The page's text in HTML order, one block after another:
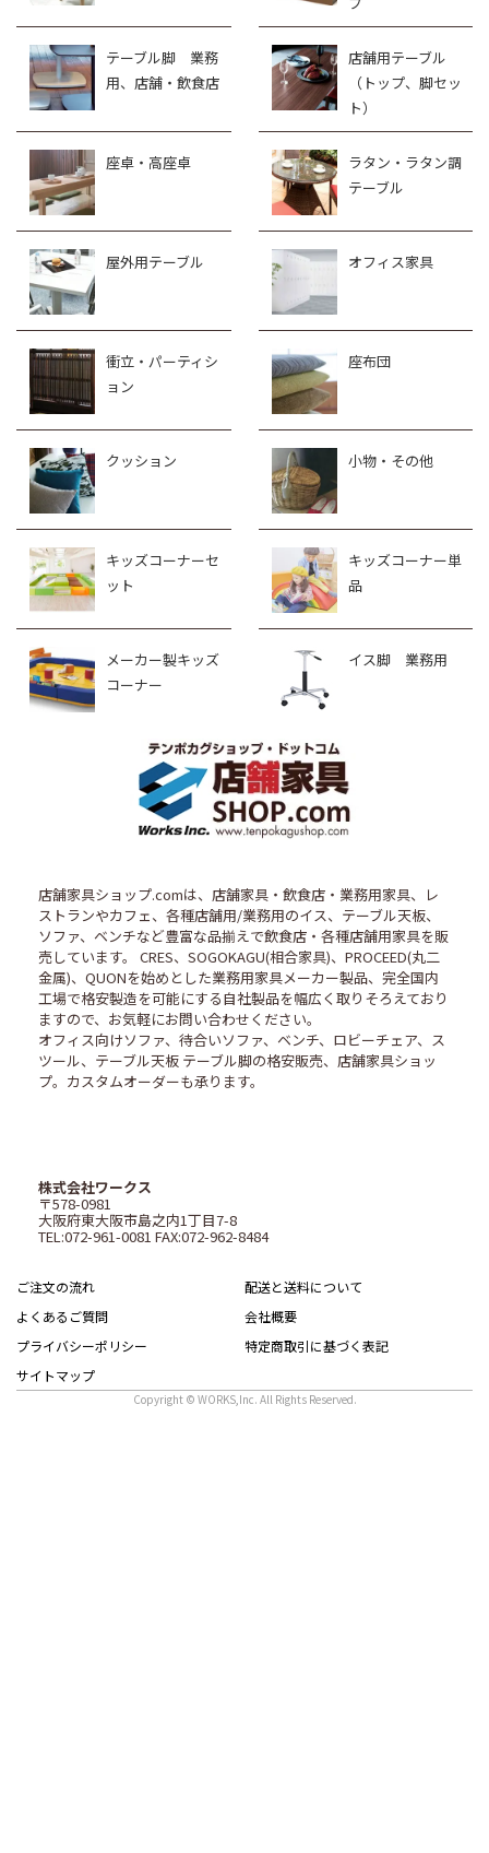
テーブル脚 業務
用、店舗・飲食店
店舗用テーブル
（トップ、脚セッ
ト）
座卓・高座卓
ラタン・ラタン調
テーブル
屋外用テーブル オフィス家具
衝立・パーティシ
ョン
座布団
クッション 小物・その他
キッズコーナーセ
ット
キッズコーナー単
品
メーカー製キッズ
コーナー
イス脚 業務用
店舗家具ショップ.comは、店舗家具・飲食店・業務用家具、レ
ストランやカフェ、各種店舗用/業務用のイス、テーブル天板、
ソファ、ベンチなど豊富な品揃えで飲食店・各種店舗用家具を販
売しています。 CRES、SOGOKAGU(相合家具)、PROCEED(丸二
金属)、QUONを始めとした業務用家具メーカー製品、完全国内
工場で格安製造を可能にする自社製品を幅広く取りそろえており
ますので、お気軽にお問い合わせください。
オフィス向けソファ、待合いソファ、ベンチ、ロビーチェア、ス
ツール、テーブル天板 テーブル脚の格安販売、店舗家具ショッ
プ。カスタムオーダーも承ります。
株式会社ワークス
〒578-0981
大阪府東大阪市島之内1丁目7-8
TEL:072-961-0081 FAX:072-962-8484
ご注文の流れ
配送と送料について
よくあるご質問
会社概要
プライバシーポリシー
特定商取引に基づく表記
サイトマップ
Copyright © WORKS,Inc. All Rights Reserved.